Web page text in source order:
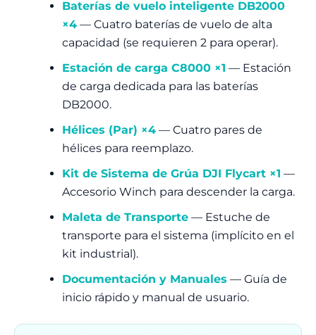
Baterías de vuelo inteligente DB2000
×4 — Cuatro baterías de vuelo de alta
capacidad (se requieren 2 para operar).
Estación de carga C8000 ×1 — Estación
de carga dedicada para las baterías
DB2000.
Hélices (Par) ×4 — Cuatro pares de
hélices para reemplazo.
Kit de Sistema de Grúa DJI Flycart ×1 —
Accesorio Winch para descender la carga.
Maleta de Transporte — Estuche de
transporte para el sistema (implícito en el
kit industrial).
Documentación y Manuales — Guía de
inicio rápido y manual de usuario.